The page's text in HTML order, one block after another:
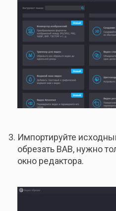
Импортируйте
обрезать ВАВ, нужно
окно редактора.